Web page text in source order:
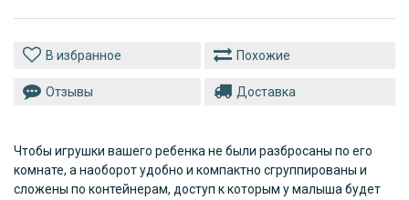
Похожие
Отзывы Доставка
Чтобы игрушки вашего ребенка не были разбросаны по его
комнате, а наоборот удобно и компактно сгруппированы и
сложены по контейнерам, доступ к которым у малыша будет